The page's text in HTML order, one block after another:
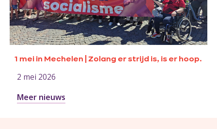
1 mei in Mechelen | Zolang er strijd is, is er hoop.
2 mei 2026
Meer nieuws